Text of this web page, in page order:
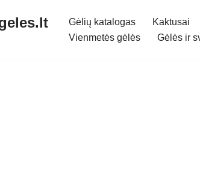
Gėlių katalogas Kaktusai
Vienmetės gėlės
Gėlės ir